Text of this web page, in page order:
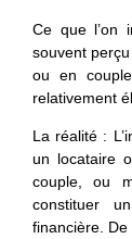
Ce que l’on
souvent
ou en
relativement
La réalité :
un locataire
couple, ou
constituer
financière. De